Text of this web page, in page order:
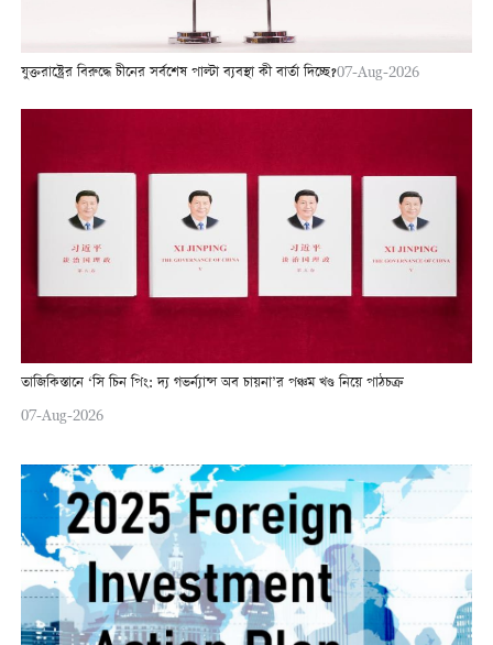
যুক্তরাষ্ট্রের বিরুদ্ধে চীনের সর্বশেষ পাল্টা ব্যবস্থা কী বার্তা দিচ্ছে?07-Aug-2026
তাজিকিস্তানে ‘সি চিন পিং: দ্য গভর্ন্যান্স অব চায়না’র পঞ্চম খণ্ড নিয়ে পাঠচক্র
07-Aug-2026